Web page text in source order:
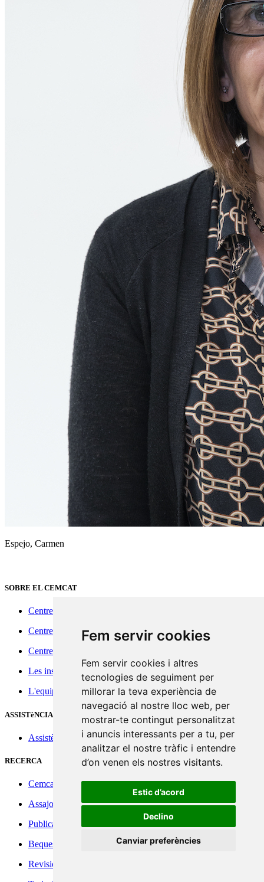
Fem servir cookies
Fem servir cookies i altres
tecnologies de seguiment per
millorar la teva experiència de
navegació al nostre lloc web, per
mostrar-te contingut personalitzat
i anuncis interessants per a tu, per
analitzar el nostre tràfic i entendre
d’on venen els nostres visitants.
Estic d’acord
Declino
Canviar preferències
Espejo, Carmen
SOBRE EL CEMCAT
Centre de referència en EM
Centre multidisciplinari
Centre innovador
Les instal·lacions
L'equip professional
ASSISTèNCIA
Assistència
RECERCA
Cemcat referents en recerca
Assajos clínics
Publicacions
Beques
Revisions externes de treballs científics